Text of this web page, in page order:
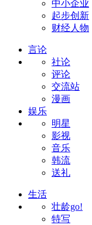
中小企业
起步创新
财经人物
言论
社论
评论
交流站
漫画
娱乐
明星
影视
音乐
韩流
送礼
生活
壮龄go!
特写